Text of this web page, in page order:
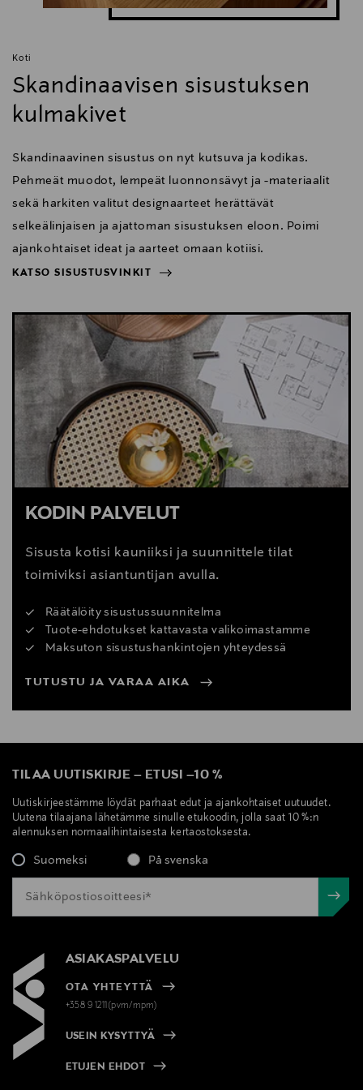
Koti
Skandinaavisen sisustuksen
kulmakivet
Skandinaavinen sisustus on nyt kutsuva ja kodikas.
Pehmeät muodot, lempeät luonnonsävyt ja -materiaalit
sekä harkiten valitut designaarteet herättävät
selkeälinjaisen ja ajattoman sisustuksen eloon. Poimi
ajankohtaiset ideat ja aarteet omaan kotiisi.
KATSO SISUSTUSVINKIT
KATSO SISUSTUSVINKIT
KODIN PALVELUT
Sisusta kotisi kauniiksi ja suunnittele tilat
toimiviksi asiantuntijan avulla.
Räätälöity sisustussuunnitelma
Tuote-ehdotukset kattavasta valikoimastamme
Maksuton sisustushankintojen yhteydessä
TUTUSTU JA VARAA AIKA
TILAA UUTISKIRJE – ETUSI –10 %
Uutiskirjeestämme löydät parhaat edut ja ajankohtaiset uutuudet.
Uutena tilaajana lähetämme sinulle etukoodin, jolla saat 10 %:n
alennuksen normaalihintaisesta kertaostoksesta.
Suomeksi På svenska
ASIAKASPALVELU
OTA YHTEYTTÄ
+358 9 1211(pvm/mpm)
USEIN KYSYTTYÄ
ETUJEN EHDOT